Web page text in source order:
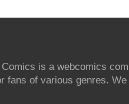
is a webcomics
fans of various genres.